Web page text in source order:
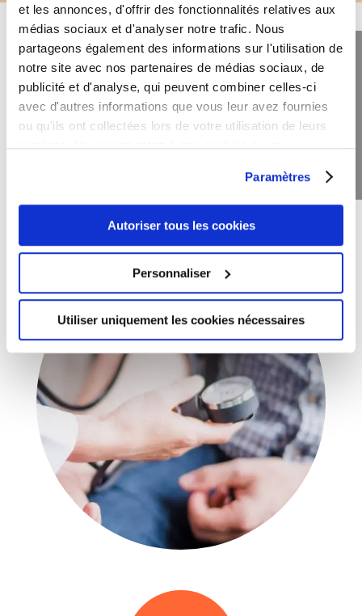
et les annonces, d'offrir des fonctionnalités relatives aux
médias sociaux et d'analyser notre trafic. Nous
partageons également des informations sur l'utilisation de
notre site avec nos partenaires de médias sociaux, de
publicité et d'analyse, qui peuvent combiner celles-ci
avec d'autres informations que vous leur avez fournies
ou qu'ils ont collectées lors de votre utilisation de leurs
services. Vous consentez à nos cookies si vous
Paramètres
Autoriser tous les cookies
Personnaliser
Utiliser uniquement les cookies nécessaires
Find comfort in your own home.
Vestibulum ante ipsum primis in faucibus orci luctus et
ultrices posuere. Donec velit neque, auctor sit amet
aliquam vel.
Learn More